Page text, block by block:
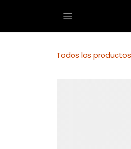
Todos los productos